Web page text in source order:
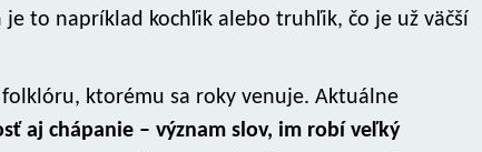
to napríklad kochľik alebo truhľik, čo je už väčší
ktorému sa roky venuje. Aktuálne
aj chápanie – význam slov, im robí veľký